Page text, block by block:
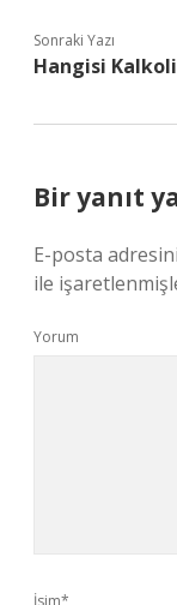
Sonraki Yazı
Hangisi
Bir yanıt
E-posta
ile
Yorum
İsim*